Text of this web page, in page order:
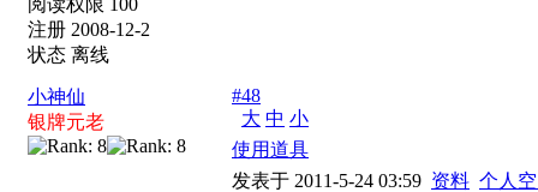
阅读权限 100
注册 2008-12-2
状态 离线
小神仙
银牌元老
#48
大 中 小
使用道具
发表于 2011-5-24 03:59 资料 个人